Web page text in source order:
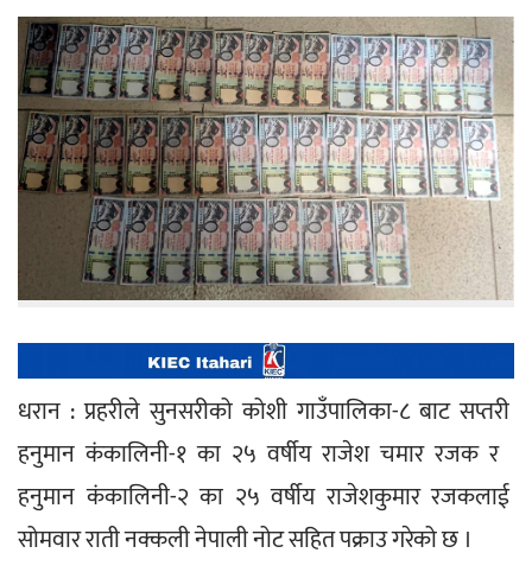
धरान : प्रहरीले सुनसरीको कोशी गाउँपालिका-८ बाट सप्तरी
हनुमान कंकालिनी-१ का २५ वर्षीय राजेश चमार रजक र
हनुमान कंकालिनी-२ का २५ वर्षीय राजेशकुमार रजकलाई
सोमवार राती नक्कली नेपाली नोट सहित पक्राउ गरेको छ ।